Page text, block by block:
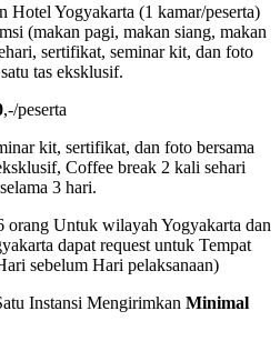
Hotel Yogyakarta (1 kamar/peserta)
(makan pagi, makan siang, makan
sertifikat, seminar kit, dan foto
tas eksklusif.
,-/peserta
kit, sertifikat, dan foto bersama
Coffee break 2 kali sehari
3 hari.
Untuk wilayah Yogyakarta dan
dapat request untuk Tempat
sebelum Hari pelaksanaan)
Instansi Mengirimkan Minimal